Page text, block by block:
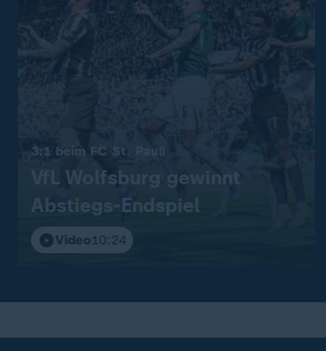
3:1 beim FC St. Pauli
VfL Wolfsburg gewinnt
Abstiegs-Endspiel
Video 10:24